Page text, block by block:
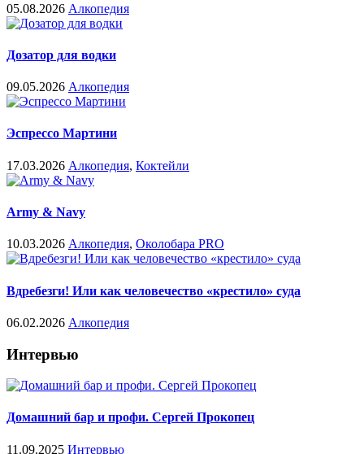
05.08.2026 Алкопедия
Дозатор для водки
09.05.2026 Алкопедия
Эспрессо Мартини
17.03.2026 Алкопедия, Коктейли
Army & Navy
10.03.2026 Алкопедия, Околобара PRO
Вдребезги! Или как человечество «крестило» суда
06.02.2026 Алкопедия
Интервью
Домашний бар и профи. Сергей Прокопец
11.09.2025 Интервью